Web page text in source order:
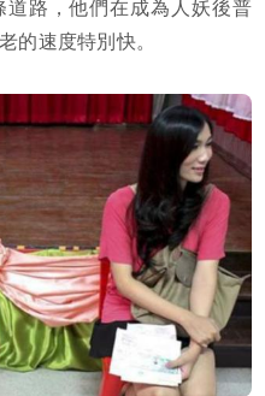
路，他們在成為人妖後普
的速度特別快。